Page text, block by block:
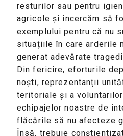
resturilor sau pentru
agricole și încercăm să
exemplului pentru că nu
situațiile în care arderile
generat adevărate
Din fericire, eforturile
noști, reprezentanții
teritoriale și a
echipajelor noastre de
flăcările să nu afecteze
Însă, trebuie